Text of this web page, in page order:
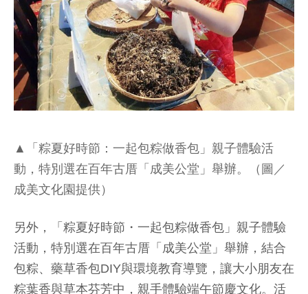
▲「粽夏好時節：一起包粽做香包」親子體驗活
動，特別選在百年古厝「成美公堂」舉辦。（圖／
成美文化園提供）
另外，「粽夏好時節・一起包粽做香包」親子體驗
活動，特別選在百年古厝「成美公堂」舉辦，結合
包粽、藥草香包DIY與環境教育導覽，讓大小朋友在
粽葉香與草本芬芳中，親手體驗端午節慶文化。活